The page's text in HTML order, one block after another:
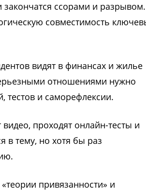
ссорами и разрывом.
совместимость
видят в финансах и жилье
отношениями нужно
тестов и саморефлексии.
проходят онлайн-тесты и
в тему, но хотя бы раз
привязанности» и